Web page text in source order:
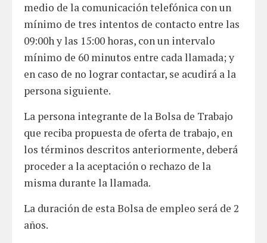
medio de la comunicación telefónica con un
mínimo de tres intentos de contacto entre las
09:00h y las 15:00 horas, con un intervalo
mínimo de 60 minutos entre cada llamada; y
en caso de no lograr contactar, se acudirá a la
persona siguiente.
La persona integrante de la Bolsa de Trabajo
que reciba propuesta de oferta de trabajo, en
los términos descritos anteriormente, deberá
proceder a la aceptación o rechazo de la
misma durante la llamada.
La duración de esta Bolsa de empleo será de 2
años.